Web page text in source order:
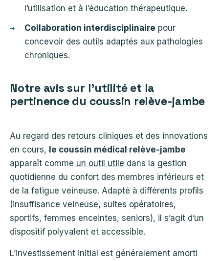
l’utilisation et à l’éducation thérapeutique.
Collaboration interdisciplinaire pour
concevoir des outils adaptés aux pathologies
chroniques.
Notre avis sur l’utilité et la
pertinence du coussin relève-jambe
Au regard des retours cliniques et des innovations
en cours, le coussin médical relève-jambe
apparaît comme un outil utile dans la gestion
quotidienne du confort des membres inférieurs et
de la fatigue veineuse. Adapté à différents profils
(insuffisance veineuse, suites opératoires,
sportifs, femmes enceintes, seniors), il s’agit d’un
dispositif polyvalent et accessible.
L’investissement initial est généralement amorti